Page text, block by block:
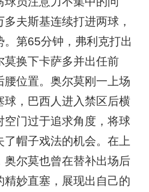
夫斯基连续打进两球，
第65分钟，弗利克打出
莫换下卡萨多并出任前
腰位置。奥尔莫刚一上场
球，巴西人进入禁区后横
门过于追求角度，将球
帽子戏法的机会。在上
奥尔莫也曾在替补出场后
妙直塞，展现出自己的